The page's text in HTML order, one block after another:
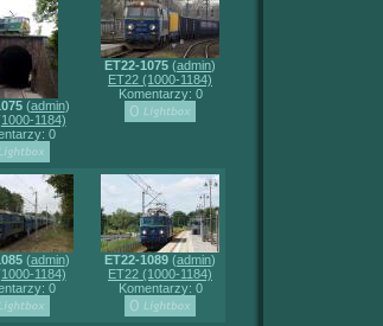
(admin)
1184)
0
ET22-1075 (admin)
ET22 (1000-1184)
Komentarzy: 0
(admin)
1184)
0
ET22-1089 (admin)
ET22 (1000-1184)
Komentarzy: 0